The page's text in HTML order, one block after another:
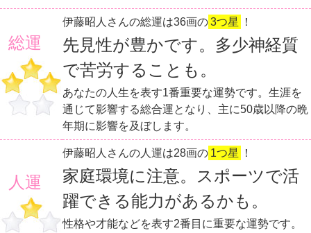
総運
伊藤昭人さんの総運は36画の3つ星 ！
先見性が豊かです。多少神経質
で苦労することも。
あなたの人生を表す1番重要な運勢です。生涯を
通じて影響する総合運となり、主に50歳以降の晩
年期に影響を及ぼします。
人運
伊藤昭人さんの人運は28画の 1つ星 ！
家庭環境に注意。スポーツで活
躍できる能力があるかも。
性格や才能などを表す2番目に重要な運勢です。